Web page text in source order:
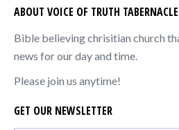
ABOUT VOICE OF TRUTH TABERNACLE
Bible believing chrisitian church
news for our day and time.
Please join us anytime!
GET OUR NEWSLETTER